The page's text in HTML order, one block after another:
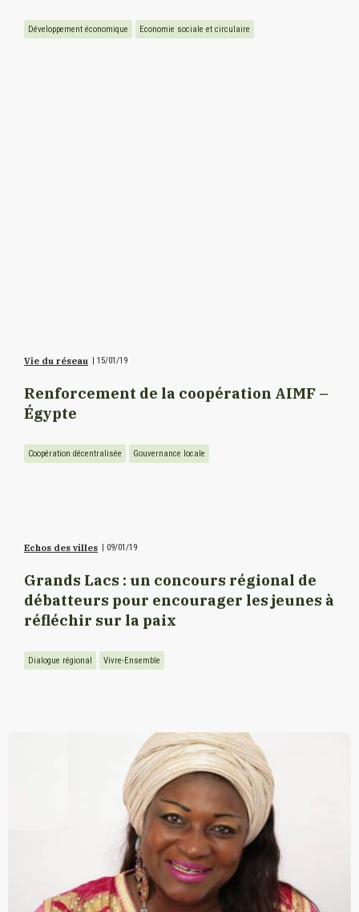
Développement économique Economie sociale et circulaire
Vie du réseau 15/01/19
Renforcement de la coopération AIMF –
Égypte
Coopération décentralisée Gouvernance locale
Echos des villes 09/01/19
Grands Lacs : un concours régional de
débatteurs pour encourager les jeunes à
réfléchir sur la paix
Dialogue régional Vivre-Ensemble